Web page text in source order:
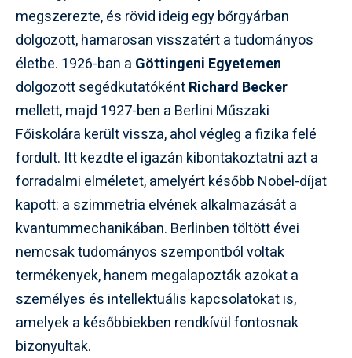
megszerezte, és rövid ideig egy bőrgyárban
dolgozott, hamarosan visszatért a tudományos
életbe. 1926-ban a Göttingeni Egyetemen
dolgozott segédkutatókéntRichard Becker
mellett, majd 1927-ben a Berlini Műszaki
Főiskolára került vissza, ahol végleg a fizika felé
fordult. Itt kezdte el igazán kibontakoztatni azt a
forradalmi elméletet, amelyért később Nobel-díjat
kapott: a szimmetria elvének alkalmazását a
kvantummechanikában. Berlinben töltött évei
nemcsak tudományos szempontból voltak
termékenyek, hanem megalapozták azokat a
személyes és intellektuális kapcsolatokat is,
amelyek a későbbiekben rendkívül fontosnak
bizonyultak.